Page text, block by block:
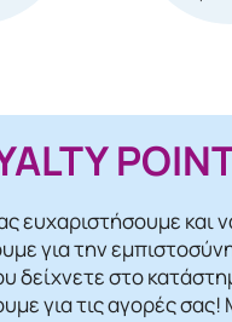
ευχαριστήσουμε και
για την
δείχνετε στο
για τις αγορές σας!